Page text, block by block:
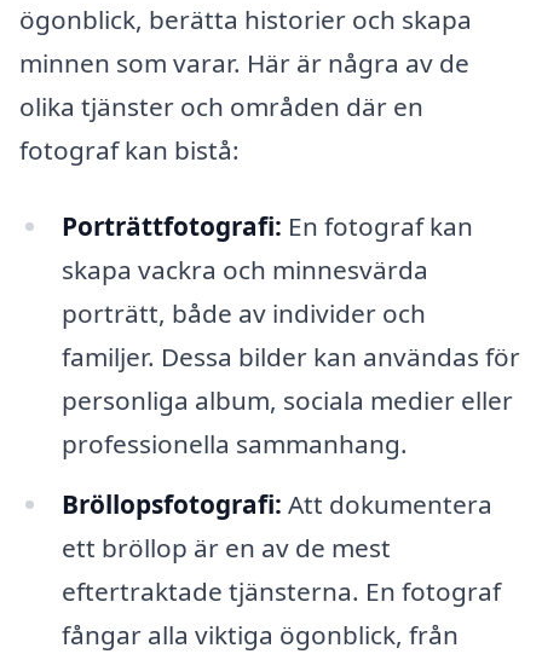
ögonblick, berätta historier och skapa
minnen som varar. Här är några av de
olika tjänster och områden där en
fotograf kan bistå:
Porträttfotografi: En fotograf kan
skapa vackra och minnesvärda
porträtt, både av individer och
familjer. Dessa bilder kan användas för
personliga album, sociala medier eller
professionella sammanhang.
Bröllopsfotografi: Att dokumentera
ett bröllop är en av de mest
eftertraktade tjänsterna. En fotograf
fångar alla viktiga ögonblick, från